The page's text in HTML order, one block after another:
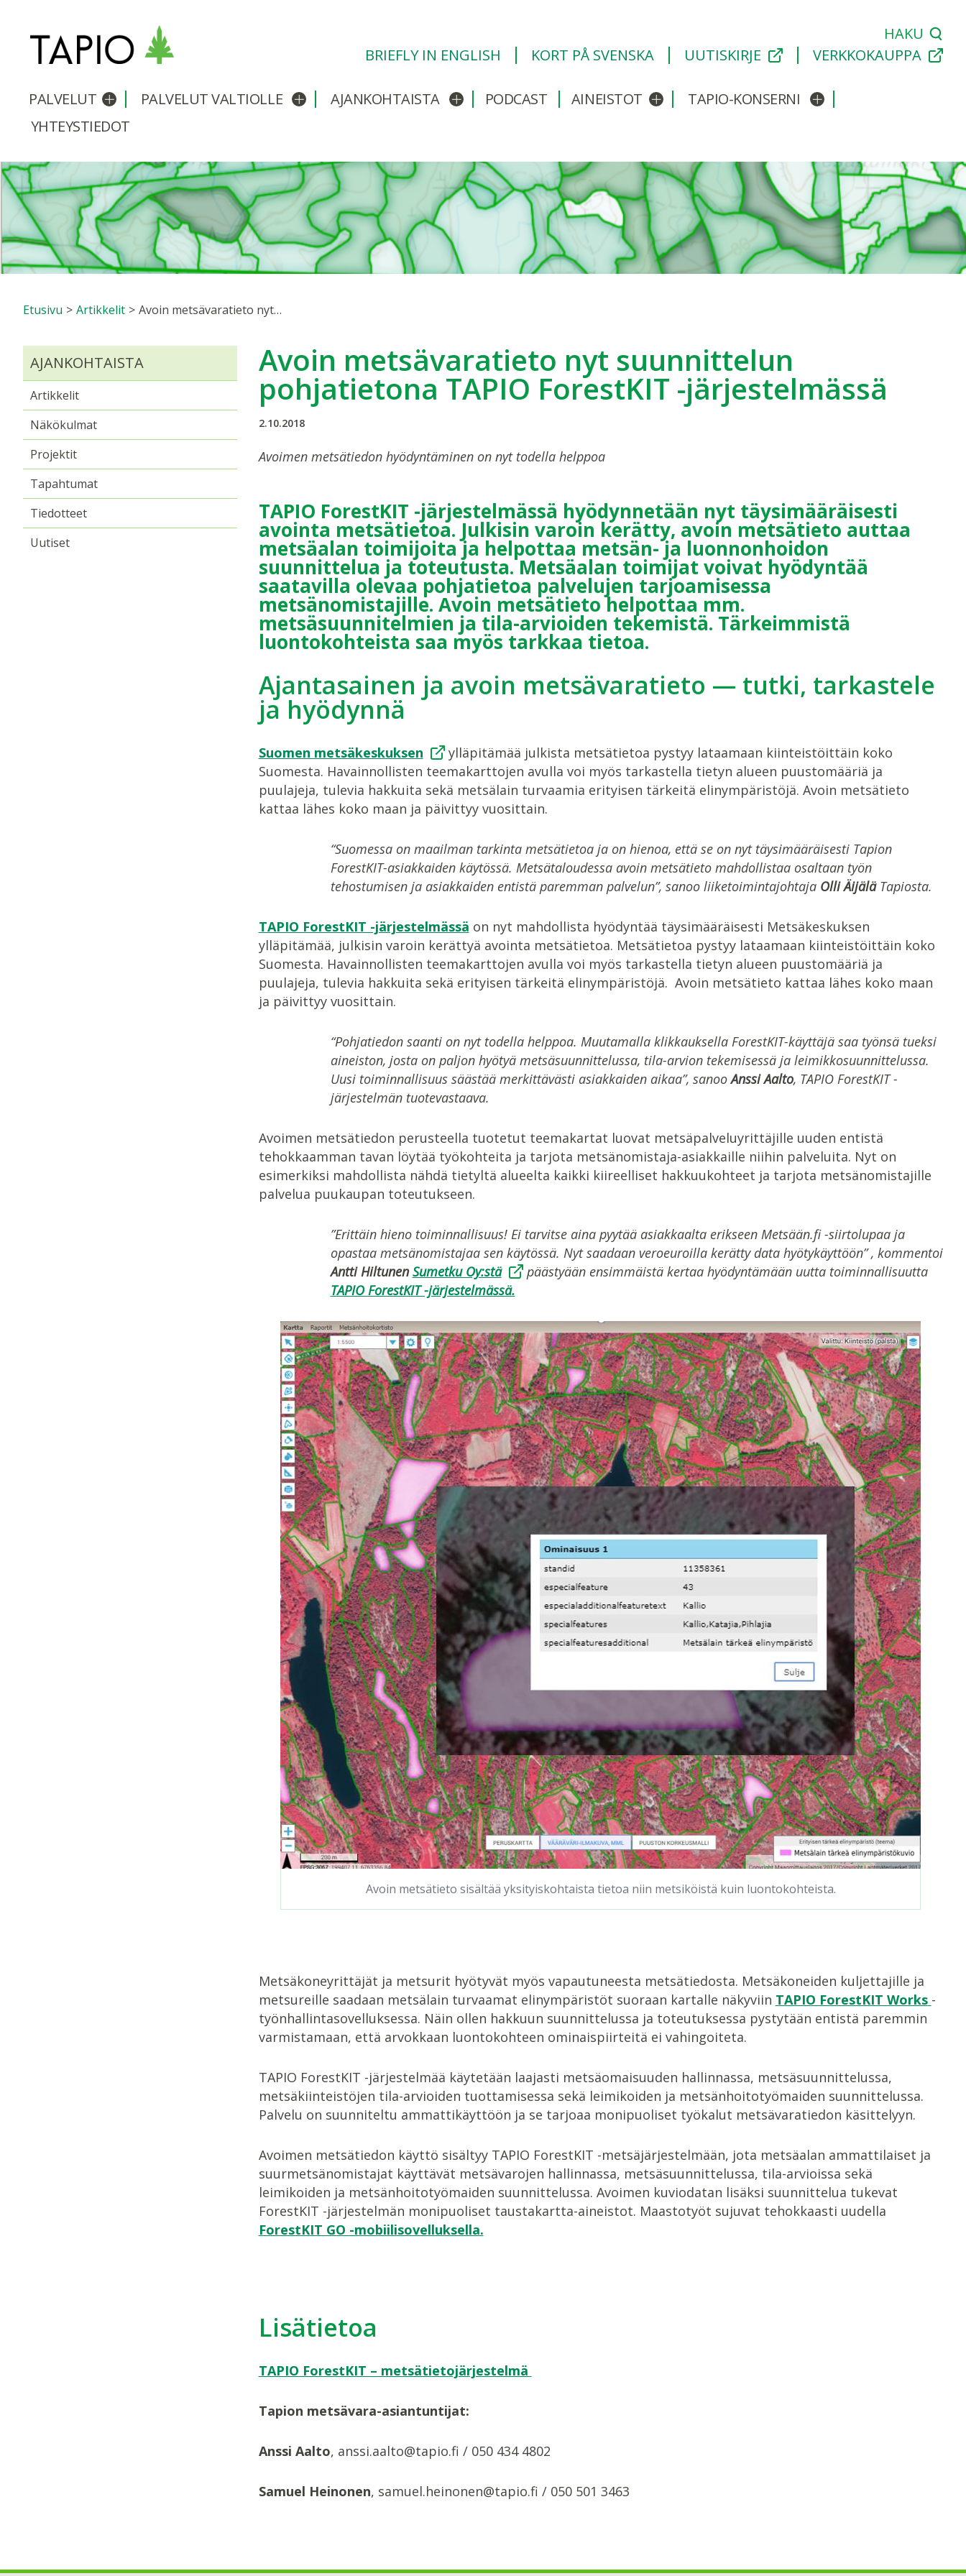
HAKU
BRIEFLY IN ENGLISH
KORT PÅ SVENSKA UUTISKIRJE VERKKOKAUPPA
PALVELUT Avaa/sulje alavalikko
PALVELUT VALTIOLLE Avaa/sulje alavalikko
AJANKOHTAISTA Avaa/sulje alavalikko
PODCAST AINEISTOT Avaa/sulje alavalikko
TAPIO-KONSERNI Avaa/sulje alavalikko
YHTEYSTIEDOT
Etusivu > Artikkelit > Avoin metsävaratieto nyt suunnittelun pohjatietona TAPIO ForestKIT -järjestelmässä
Avoin metsävaratieto nyt suunnittelun
pohjatietona TAPIO ForestKIT -järjestelmässä
2.10.2018
Avoimen metsätiedon hyödyntäminen on nyt todella helppoa
TAPIO ForestKIT -järjestelmässä hyödynnetään nyt täysimääräisesti
avointa metsätietoa. Julkisin varoin kerätty, avoin metsätieto auttaa
metsäalan toimijoita ja helpottaa metsän- ja luonnonhoidon
suunnittelua ja toteutusta. Metsäalan toimijat voivat hyödyntää
saatavilla olevaa pohjatietoa palvelujen tarjoamisessa
metsänomistajille. Avoin metsätieto helpottaa mm.
metsäsuunnitelmien ja tila-arvioiden tekemistä. Tärkeimmistä
luontokohteista saa myös tarkkaa tietoa.
Ajantasainen ja avoin metsävaratieto — tutki, tarkastele
ja hyödynnä
Suomen metsäkeskuksen
ylläpitämää julkista metsätietoa pystyy lataamaan kiinteistöittäin koko
Suomesta. Havainnollisten teemakarttojen avulla voi myös tarkastella tietyn alueen puustomääriä ja
puulajeja, tulevia hakkuita sekä metsälain turvaamia erityisen tärkeitä elinympäristöjä. Avoin metsätieto
kattaa lähes koko maan ja päivittyy vuosittain.
“Suomessa on maailman tarkinta metsätietoa ja on hienoa, että se on nyt täysimääräisesti Tapion
ForestKIT-asiakkaiden käytössä. Metsätaloudessa avoin metsätieto mahdollistaa osaltaan työn
tehostumisen ja asiakkaiden entistä paremman palvelun”, sanoo liiketoimintajohtaja Olli ÄijäläTapiosta.
TAPIO ForestKIT -järjestelmässä on nyt mahdollista hyödyntää täysimääräisesti Metsäkeskuksen
ylläpitämää, julkisin varoin kerättyä avointa metsätietoa. Metsätietoa pystyy lataamaan kiinteistöittäin koko
Suomesta. Havainnollisten teemakarttojen avulla voi myös tarkastella tietyn alueen puustomääriä ja
puulajeja, tulevia hakkuita sekä erityisen tärkeitä elinympäristöjä. Avoin metsätieto kattaa lähes koko maan
ja päivittyy vuosittain.
“Pohjatiedon saanti on nyt todella helppoa. Muutamalla klikkauksella ForestKIT-käyttäjä saa työnsä tueksi
aineiston, josta on paljon hyötyä metsäsuunnittelussa, tila-arvion tekemisessä ja leimikkosuunnittelussa.
Uusi toiminnallisuus säästää merkittävästi asiakkaiden aikaa”, sanooAnssi Aalto, TAPIO ForestKIT -
järjestelmän tuotevastaava.
Avoimen metsätiedon perusteella tuotetut teemakartat luovat metsäpalveluyrittäjille uuden entistä
tehokkaamman tavan löytää työkohteita ja tarjota metsänomistaja-asiakkaille niihin palveluita. Nyt on
esimerkiksi mahdollista nähdä tietyltä alueelta kaikki kiireelliset hakkuukohteet ja tarjota metsänomistajille
palvelua puukaupan toteutukseen.
”Erittäin hieno toiminnallisuus! Ei tarvitse aina pyytää asiakkaalta erikseen Metsään.fi -siirtolupaa ja
opastaa metsänomistajaa sen käytössä. Nyt saadaan veroeuroilla kerätty data hyötykäyttöön” , kommentoi
Antti HiltunenSumetku Oy:stä
päästyään ensimmäistä kertaa hyödyntämään uutta toiminnallisuutta
TAPIO ForestKIT -järjestelmässä.
Avoin metsätieto sisältää yksityiskohtaista tietoa niin metsiköistä kuin luontokohteista.
Metsäkoneyrittäjät ja metsurit hyötyvät myös vapautuneesta metsätiedosta. Metsäkoneiden kuljettajille ja
metsureille saadaan metsälain turvaamat elinympäristöt suoraan kartalle näkyviin TAPIO ForestKIT Works -
työnhallintasovelluksessa. Näin ollen hakkuun suunnittelussa ja toteutuksessa pystytään entistä paremmin
varmistamaan, että arvokkaan luontokohteen ominaispiirteitä ei vahingoiteta.
TAPIO ForestKIT -järjestelmää käytetään laajasti metsäomaisuuden hallinnassa, metsäsuunnittelussa,
metsäkiinteistöjen tila-arvioiden tuottamisessa sekä leimikoiden ja metsänhoitotyömaiden suunnittelussa.
Palvelu on suunniteltu ammattikäyttöön ja se tarjoaa monipuoliset työkalut metsävaratiedon käsittelyyn.
Avoimen metsätiedon käyttö sisältyy TAPIO ForestKIT -metsäjärjestelmään, jota metsäalan ammattilaiset ja
suurmetsänomistajat käyttävät metsävarojen hallinnassa, metsäsuunnittelussa, tila-arvioissa sekä
leimikoiden ja metsänhoitotyömaiden suunnittelussa. Avoimen kuviodatan lisäksi suunnittelua tukevat
ForestKIT -järjestelmän monipuoliset taustakartta-aineistot. Maastotyöt sujuvat tehokkaasti uudella
ForestKIT GO -mobiilisovelluksella.
Lisätietoa
TAPIO ForestKIT – metsätietojärjestelmä
Tapion metsävara-asiantuntijat:
Anssi Aalto, anssi.aalto@tapio.fi / 050 434 4802
Samuel Heinonen, samuel.heinonen@tapio.fi / 050 501 3463
AJANKOHTAISTA
Artikkelit
Näkökulmat
Projektit
Tapahtumat
Tiedotteet
Uutiset